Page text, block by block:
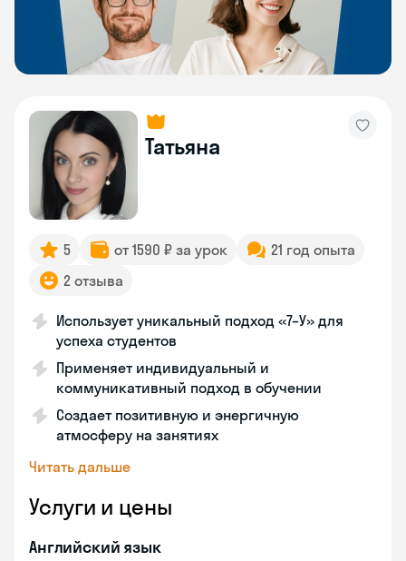
Татьяна
5 от 1590 ₽ за урок
21 год опыта
2 отзыва
Использует уникальный подход «7–У» для
успеха студентов
Применяет индивидуальный и
коммуникативный подход в обучении
Создает позитивную и энергичную
атмосферу на занятиях
Читать дальше
Услуги и цены
Английский язык